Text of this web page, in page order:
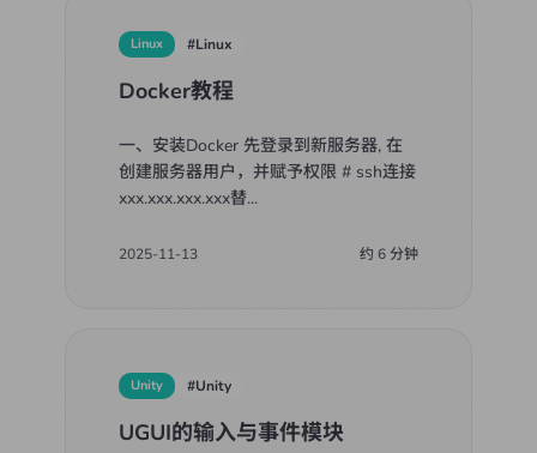
Linux #Linux
Docker教程
一、安装Docker 先登录到新服务器, 在
创建服务器用户，并赋予权限 # ssh连接
xxx.xxx.xxx.xxx替...
2025-11-13 约 6分钟
Unity #Unity
UGUI的输入与事件模块